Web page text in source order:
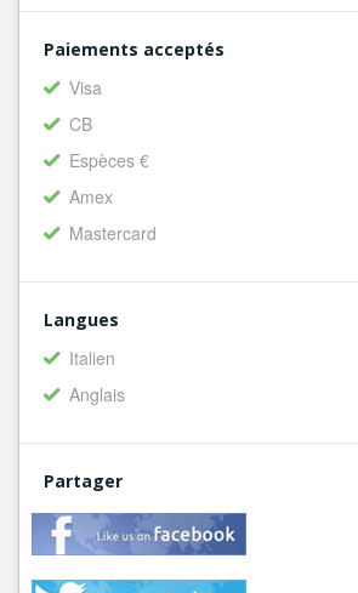
Paiements acceptés
Visa
CB
Espèces €
Amex
Mastercard
Langues
Italien
Anglais
Partager